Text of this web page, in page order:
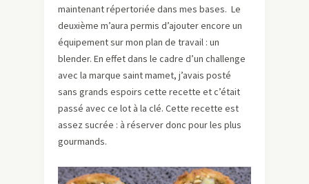
maintenant répertoriée dans mes bases. Le
deuxième m’aura permis d’ajouter encore un
équipement sur mon plan de travail : un
blender. En effet dans le cadre d’un challenge
avec la marque saint mamet, j’avais posté
sans grands espoirs cette recette et c’était
passé avec ce lot à la clé. Cette recette est
assez sucrée : à réserver donc pour les plus
gourmands.